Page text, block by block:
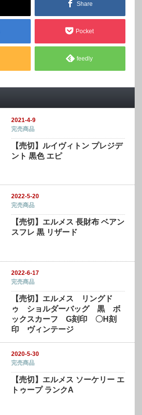
Share
Pocket
feedly
2021-4-9
完売商品
【売切】ルイヴィトン プレジデ
ント 黒色 エピ
2022-5-20
完売商品
【売切】エルメス 長財布 ベアン
スフレ 黒 リザード
2022-6-17
完売商品
【売切】エルメス リングド
ゥ ショルダーバッグ 黒 ボ
ックスカーフ G刻印 〇H刻
印 ヴィンテージ
2020-5-30
完売商品
【売切】エルメス ソーケリー エ
トゥープ ランクA